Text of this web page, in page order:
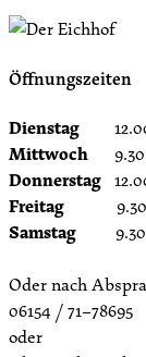
Öffnungszeiten
Dienstag 12.00
Mittwoch 9.30
Donnerstag
Freitag 9.30 –
Samstag 9.30
Oder nach
06154 / 71–78695
oder